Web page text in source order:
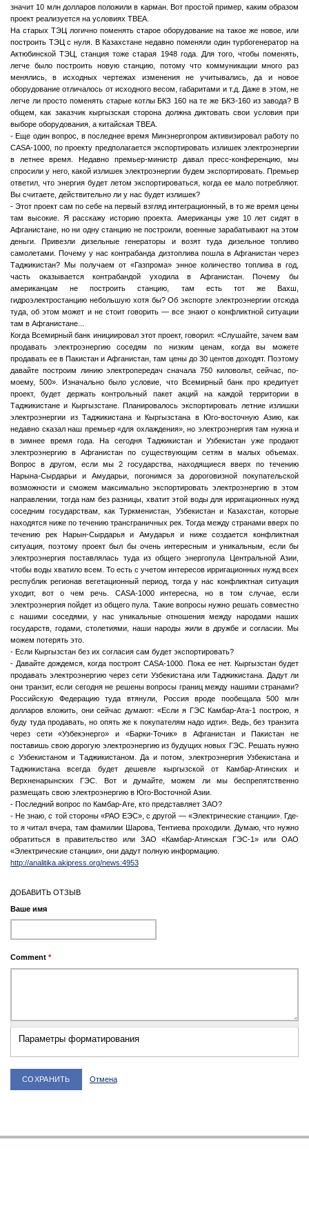
значит 10 млн долларов положили в карман. Вот простой пример, каким образом
проект реализуется на условиях ТВЕА.
На старых ТЭЦ логично поменять старое оборудование на такое же новое, или
построить ТЭЦ с нуля. В Казахстане недавно поменяли один турбогенератор на
Актюбинской ТЭЦ, станция тоже старая 1948 года. Для того, чтобы поменять,
легче было построить новую станцию, потому что коммуникации много раз
менялись, в исходных чертежах изменения не учитывались, да и новое
оборудование отличалось от исходного весом, габаритами и т.д. Даже в этом, не
легче ли просто поменять старые котлы БКЗ 160 на те же БКЗ-160 из завода? В
общем, как заказчик кыргызская сторона должна диктовать свои условия при
выборе оборудования, а китайская ТВЕА.
- Еще один вопрос, в последнее время Минэнергопром активизировал работу по
CASA-1000, по проекту предполагается экспортировать излишек электроэнергии
в летнее время. Недавно премьер-министр давал пресс-конференцию, мы
спросили у него, какой излишек электроэнергии будем экспортировать. Премьер
ответил, что энергия будет летом экспортироваться, когда ее мало потребляют.
Вы считаете, действительно ли у нас будет излишек?
- Этот проект сам по себе на первый взгляд интеграционный, в то же время цены
там высокие. Я расскажу историю проекта. Американцы уже 10 лет сидят в
Афганистане, но ни одну станцию не построили, военные зарабатывают на этом
деньги. Привезли дизельные генераторы и возят туда дизельное топливо
самолетами. Почему у нас контрабанда дизтоплива пошла в Афганистан через
Таджикистан? Мы получаем от «Газпрома» энное количество топлива в год,
часть оказывается контрабандой уходила в Афганистан. Почему бы
американцам не построить станцию, там есть тот же Вахш,
гидроэлектростанцию небольшую хотя бы? Об экспорте электроэнергии отсюда
туда, об этом может и не стоит говорить — все знают о конфликтной ситуации
там в Афганистане...
Когда Всемирный банк инициировал этот проект, говорил: «Слушайте, зачем вам
продавать электроэнергию соседям по низким ценам, когда вы можете
продавать ее в Пакистан и Афганистан, там цены до 30 центов доходят. Поэтому
давайте построим линию электропередач сначала 750 киловольт, сейчас, по-
моему, 500». Изначально было условие, что Всемирный банк про кредитует
проект, будет держать контрольный пакет акций на каждой территории в
Таджикистане и Кыргызстане. Планировалось экспортировать летние излишки
электроэнергии из Таджикистана и Кыргызстана в Юго-восточную Азию, как
недавно сказал наш премьер «для охлаждения», но электроэнергия там нужна и
в зимнее время года. На сегодня Таджикистан и Узбекистан уже продают
электроэнергию в Афганистан по существующим сетям в малых объемах.
Вопрос в другом, если мы 2 государства, находящиеся вверх по течению
Нарына-Сырдарьи и Амударьи, погонимся за дороговизной покупательской
возможности и сможем максимально экспортировать электроэнергию в этом
направлении, тогда нам без разницы, хватит этой воды для ирригационных нужд
соседним государствам, как Туркменистан, Узбекистан и Казахстан, которые
находятся ниже по течению трансграничных рек. Тогда между странами вверх по
течению рек Нарын-Сырдарья и Амударья и ниже создается конфликтная
ситуация, поэтому проект был бы очень интересным и уникальным, если бы
электроэнергия поставлялась туда из общего энергопула Центральной Азии,
чтобы воды хватило всем. То есть с учетом интересов ирригационных нужд всех
республик регионав вегетационный период, тогда у нас конфликтная ситуация
уходит, вот о чем речь. CASA-1000 интересна, но в том случае, если
электроэнергия пойдет из общего пула. Такие вопросы нужно решать совместно
с нашими соседями, у нас уникальные отношения между народами наших
государств, годами, столетиями, наши народы жили в дружбе и согласии. Мы
можем потерять это.
- Если Кыргызстан без их согласия сам будет экспортировать?
- Давайте дождемся, когда построят CASA-1000. Пока ее нет. Кыргызстан будет
продавать электроэнергию через сети Узбекистана или Таджикистана. Дадут ли
они транзит, если сегодня не решены вопросы границ между нашими странами?
Российскую Федерацию туда втянули, Россия вроде пообещала 500 млн
долларов вложить, они сейчас думают: «Если я ГЭС Камбар-Ата-1 построю, я
буду туда продавать, но опять же к покупателям надо идти». Ведь, без транзита
через сети «Узбекэнерго» и «Барки-Точик» в Афганистан и Пакистан не
поставишь свою дорогую электроэнергию из будущих новых ГЭС. Решать нужно
с Узбекистаном и Таджикистаном. Да и потом, электроэнергия Узбекистана и
Таджикистана всегда будет дешевле кыргызской от Камбар-Атинских и
Верхненарынских ГЭС. Вот и думайте, можем ли мы беспрепятственно
размещать свою электроэнергию в Юго-Восточной Азии.
- Последний вопрос по Камбар-Ате, кто представляет ЗАО?
- Не знаю, с той стороны «РАО ЕЭС», с другой — «Электрические станции». Где-
то я читал вчера, там фамилии Шарова, Тентиева проходили. Думаю, что нужно
обратиться в правительство или ЗАО «Камбар-Атинская ГЭС-1» или ОАО
«Электрические станции», они дадут полную информацию.
http://analitika.akipress.org/news:4953
ДОБАВИТЬ ОТЗЫВ
Ваше имя
Comment *
Параметры форматирования
Отмена